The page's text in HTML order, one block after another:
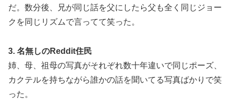
だ。数分後、兄が同じ話を父にしたら父も全く同じジョー
クを同じリズムで言ってて笑った。
3. 名無しのReddit住民
姉、母、祖母の写真がそれぞれ数十年違いで同じポーズ、
カクテルを持ちながら誰かの話を聞いてる写真ばかりで笑
った。